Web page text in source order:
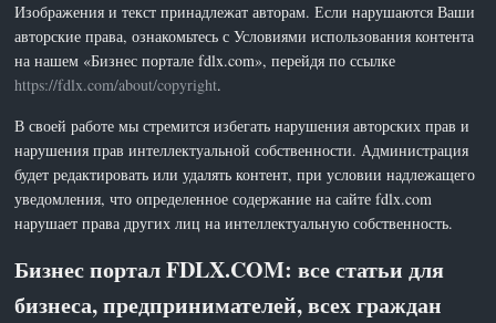
Изображения и текст принадлежат авторам. Если нарушаются Ваши
авторские права, ознакомьтесь с Условиями использования контента
на нашем «Бизнес портале fdlx.com», перейдя по ссылке
https://fdlx.com/about/copyright.
В своей работе мы стремится избегать нарушения авторских прав и
нарушения прав интеллектуальной собственности. Администрация
будет редактировать или удалять контент, при условии надлежащего
уведомления, что определенное содержание на сайте fdlx.com
нарушает права других лиц на интеллектуальную собственность.
Бизнес портал FDLX.COM: все статьи для
бизнеса, предпринимателей, всех граждан